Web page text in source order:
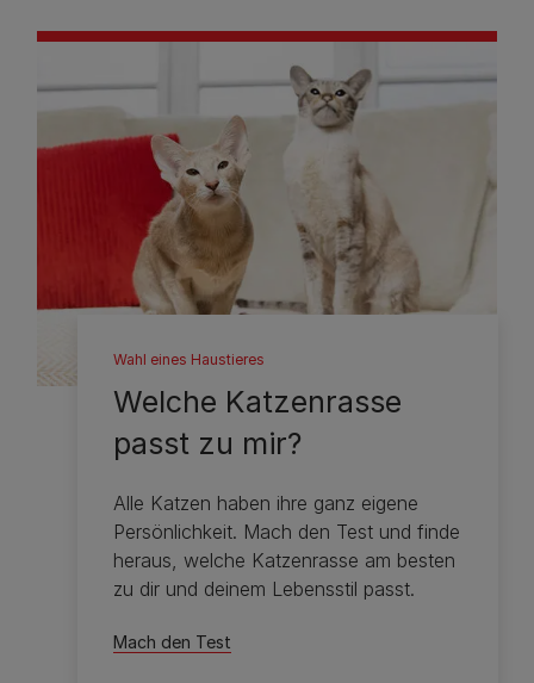
Wahl eines Haustieres
Welche Katzenrasse
passt zu mir?
Alle Katzen haben ihre ganz eigene
Persönlichkeit. Mach den Test und finde
heraus, welche Katzenrasse am besten
zu dir und deinem Lebensstil passt.
Mach den Test